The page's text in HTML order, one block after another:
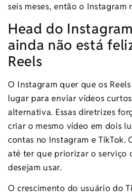
seis meses, então o Instagram
Head do
ainda não está
Reels
O Instagram quer que os
lugar para enviar vídeos
alternativa. Essas diretrizes
criar o mesmo vídeo em dois
contas no Instagram e TikTok.
até ter que priorizar o serviço
desejam usar.
O crescimento do usuário do